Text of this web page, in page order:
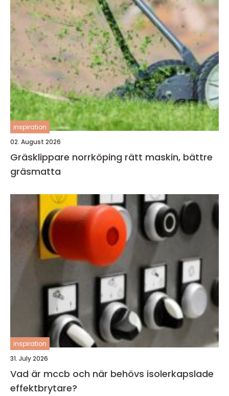
inspiration
02. August 2026
Gräsklippare norrköping rätt maskin, bättre
gräsmatta
inspiration
31. July 2026
Vad är mccb och när behövs isolerkapslade
effektbrytare?